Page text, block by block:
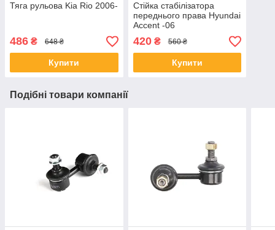
Тяга рульова Kia Rio 2006-
486 ₴ 648 ₴
Купити
Стійка стабілізатора
переднього права Hyundai
Accent -06
420₴ 560 ₴
Купити
Подібні товари компанії